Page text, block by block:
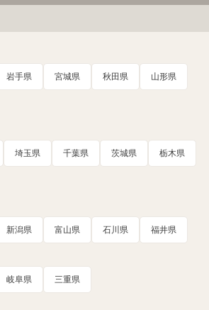
岩手県 宮城県 秋田県 山形県
埼玉県 千葉県 茨城県 栃木県
新潟県 富山県 石川県 福井県
岐阜県 三重県